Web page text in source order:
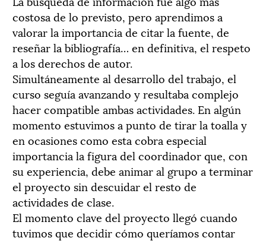
costosa de lo previsto, pero aprendimos a
valorar la importancia de citar la fuente, de
reseñar la bibliografía… en definitiva, el respeto
a los derechos de autor.
Simultáneamente al desarrollo del trabajo, el
curso seguía avanzando y resultaba complejo
hacer compatible ambas actividades. En algún
momento estuvimos a punto de tirar la toalla y
en ocasiones como esta cobra especial
importancia la figura del coordinador que, con
su experiencia, debe animar al grupo a terminar
el proyecto sin descuidar el resto de
actividades de clase.
El momento clave del proyecto llegó cuando
tuvimos que decidir cómo queríamos contar